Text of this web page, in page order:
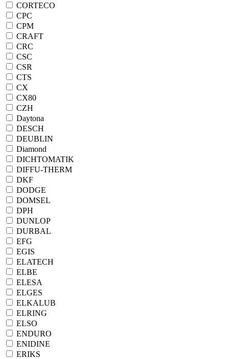
CORTECO
CPC
CPM
CRAFT
CRC
CSC
CSR
CTS
CX
CX80
CZH
Daytona
DESCH
DEUBLIN
Diamond
DICHTOMATIK
DIFFU-THERM
DKF
DODGE
DOMSEL
DPH
DUNLOP
DURBAL
EFG
EGIS
ELATECH
ELBE
ELESA
ELGES
ELKALUB
ELRING
ELSO
ENDURO
ENIDINE
ERIKS